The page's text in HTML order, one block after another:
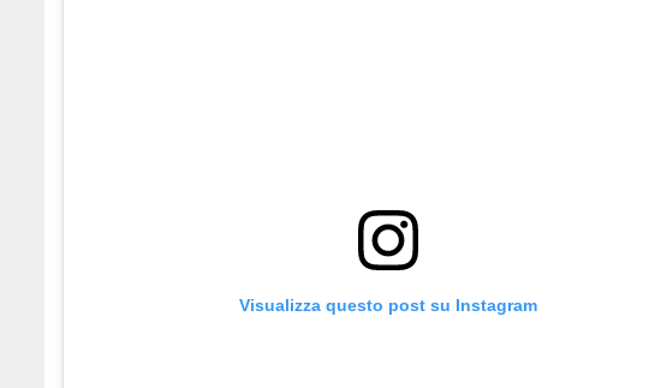
Visualizza questo post su Instagram